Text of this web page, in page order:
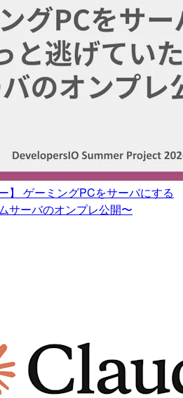
】 ゲーミングPCをサーバにする
サーバのオンプレ公開〜